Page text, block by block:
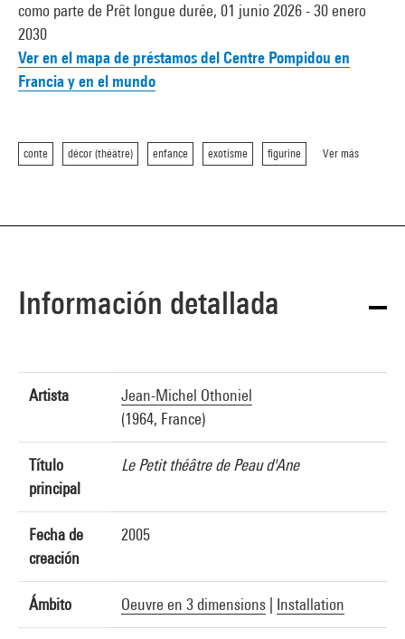
como parte de Prêt longue durée, 01 junio 2026 - 30 enero
2030
Ver en el mapa de préstamos del Centre Pompidou en
Francia y en el mundo
conte décor (théâtre) enfance exotisme figurine Ver más
Información detallada
Artista
Jean-Michel Othoniel
(1964, France)
Título
principal
Le Petit théâtre de Peau d'Ane
Fecha de
creación
2005
Ámbito Oeuvre en 3 dimensions Installation